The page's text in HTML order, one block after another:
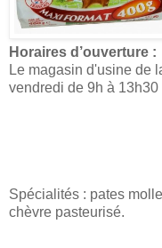
Horaires d’ouverture :
Le magasin d'usine de
vendredi de 9h à
Spécialités : pates
chèvre pasteurisé.